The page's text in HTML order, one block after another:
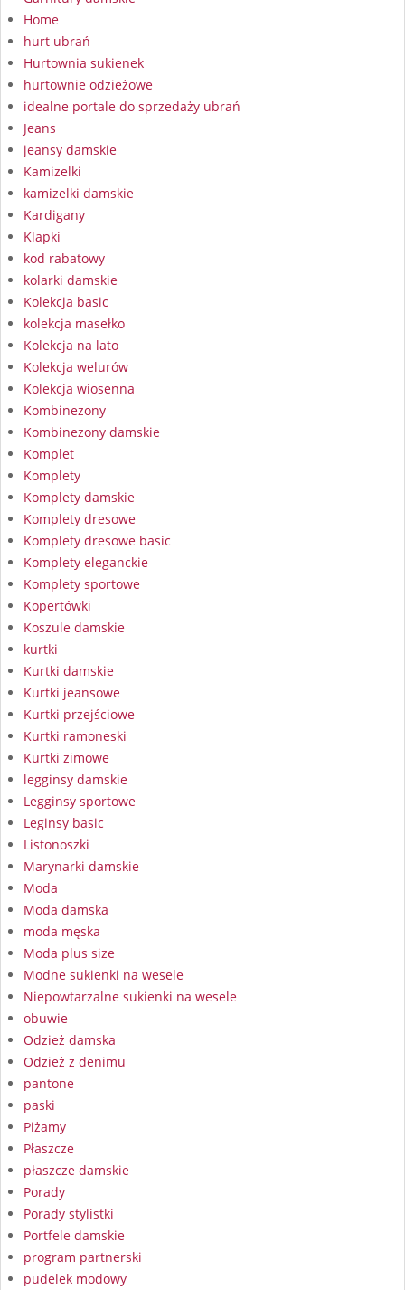
Home
hurt ubrań
Hurtownia sukienek
hurtownie odzieżowe
idealne portale do sprzedaży ubrań
Jeans
jeansy damskie
Kamizelki
kamizelki damskie
Kardigany
Klapki
kod rabatowy
kolarki damskie
Kolekcja basic
kolekcja masełko
Kolekcja na lato
Kolekcja welurów
Kolekcja wiosenna
Kombinezony
Kombinezony damskie
Komplet
Komplety
Komplety damskie
Komplety dresowe
Komplety dresowe basic
Komplety eleganckie
Komplety sportowe
Kopertówki
Koszule damskie
kurtki
Kurtki damskie
Kurtki jeansowe
Kurtki przejściowe
Kurtki ramoneski
Kurtki zimowe
legginsy damskie
Legginsy sportowe
Leginsy basic
Listonoszki
Marynarki damskie
Moda
Moda damska
moda męska
Moda plus size
Modne sukienki na wesele
Niepowtarzalne sukienki na wesele
obuwie
Odzież damska
Odzież z denimu
pantone
paski
Piżamy
Płaszcze
płaszcze damskie
Porady
Porady stylistki
Portfele damskie
program partnerski
pudelek modowy